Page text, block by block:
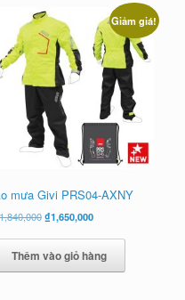
Giảm giá!
mưa Givi PRS04-AXNY
Giá
là:
₫1,840,000.
₫1,650,000Giá
tại
là:
₫1,650,000.
Thêm vào giỏ hàng